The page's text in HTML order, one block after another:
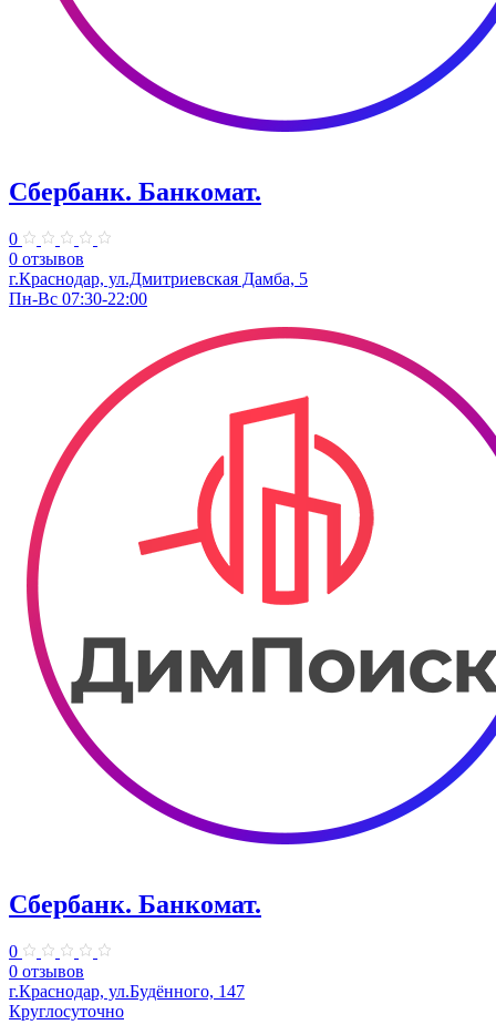
Сбербанк. Банкомат.
0
0 отзывов
г.Краснодар, ул.Дмитриевская Дамба, 5
Пн-Вс 07:30-22:00
Сбербанк. Банкомат.
0
0 отзывов
г.Краснодар, ул.Будённого, 147
Круглосуточно